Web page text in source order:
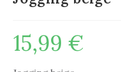
15,99 €